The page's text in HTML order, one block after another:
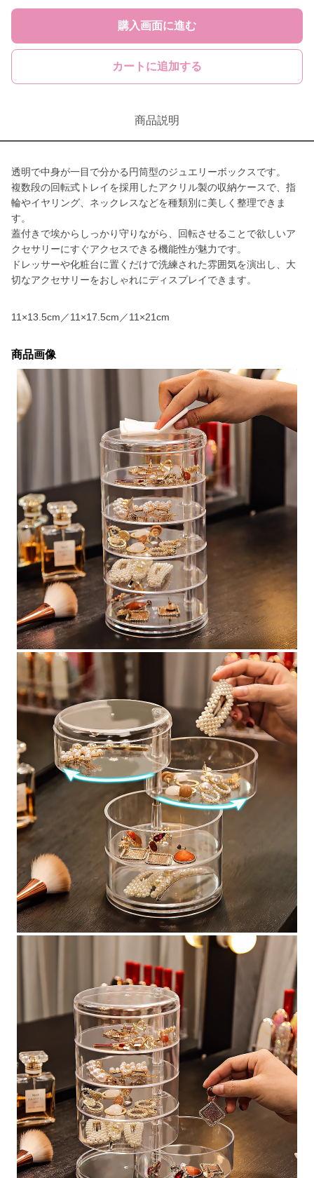
購入画面に進む
カートに追加する
商品説明
透明で中身が一目で分かる円筒型のジュエリーボックスです。
複数段の回転式トレイを採用したアクリル製の収納ケースで、指
輪やイヤリング、ネックレスなどを種類別に美しく整理できま
す。
蓋付きで埃からしっかり守りながら、回転させることで欲しいア
クセサリーにすぐアクセスできる機能性が魅力です。
ドレッサーや化粧台に置くだけで洗練された雰囲気を演出し、大
切なアクセサリーをおしゃれにディスプレイできます。
11×13.5cm／11×17.5cm／11×21cm
商品画像